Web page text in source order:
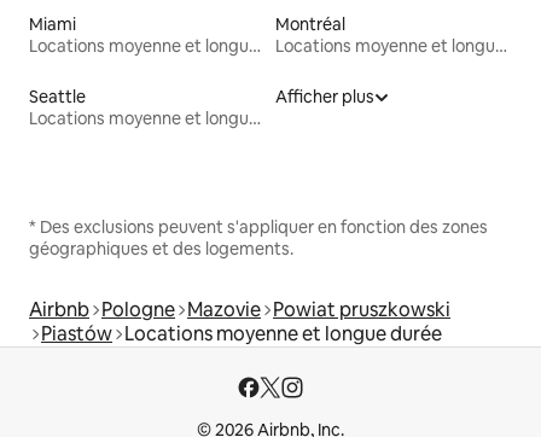
Miami
Locations moyenne et longue durée
Montréal
Locations moyenne et longue durée
Seattle
Locations moyenne et longue durée
Afficher plus
* Des exclusions peuvent s'appliquer en fonction des zones
géographiques et des logements.
Airbnb Pologne Mazovie Powiat pruszkowski
Piastów Locations moyenne et longue durée
© 2026 Airbnb, Inc.